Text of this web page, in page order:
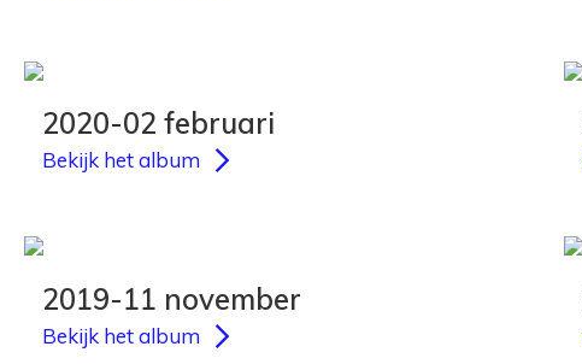
2020-02 februari
Bekijk het album
2019-11 november
Bekijk het album